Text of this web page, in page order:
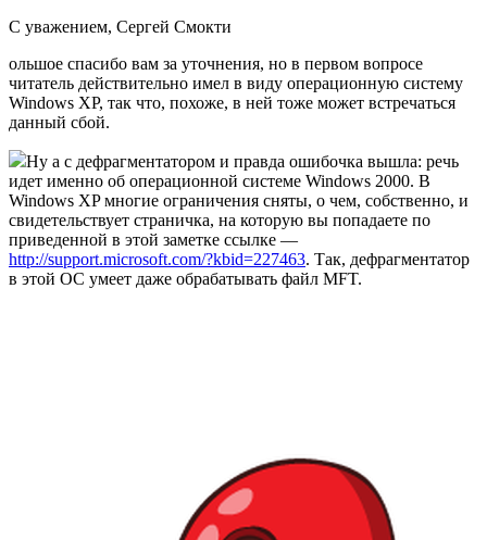
С уважением, Сергей Смокти
ольшое спасибо вам за уточнения, но в первом вопросе
читатель действительно имел в виду операционную систему
Windows XP, так что, похоже, в ней тоже может встречаться
данный сбой.
Ну а с дефрагментатором и правда ошибочка вышла: речь
идет именно об операционной системе Windows 2000. В
Windows XP многие ограничения сняты, о чем, собственно, и
свидетельствует страничка, на которую вы попадаете по
приведенной в этой заметке ссылке —
http://support.microsoft.com/?kbid=227463. Так, дефрагментатор
в этой ОС умеет даже обрабатывать файл MFT.